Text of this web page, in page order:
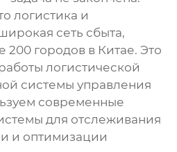
логистика и
сеть сбыта,
городов в Китае. Это
логистической
системы управления
современные
для отслеживания
и оптимизации